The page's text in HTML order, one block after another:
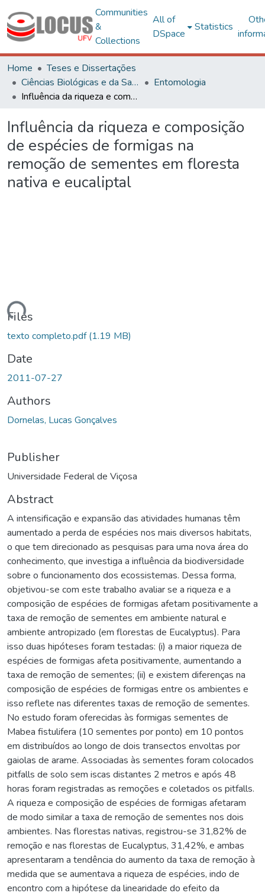
Communities
&
Collections
All of
DSpace
Statistics
Home
Teses e Dissertações
Ciências Biológicas e da Saúde
Entomologia
Influência da riqueza e composição de espécies de formigas na remoção de sementes em floresta nativa e eucaliptal
Influência da riqueza e composição
de espécies de formigas na
remoção de sementes em floresta
nativa e eucaliptal
Files
texto completo.pdf(1.19 MB)
Date
2011-07-27
Authors
Dornelas, Lucas Gonçalves
Publisher
Universidade Federal de Viçosa
Abstract
A intensificação e expansão das atividades humanas têm
aumentado a perda de espécies nos mais diversos habitats,
o que tem direcionado as pesquisas para uma nova área do
conhecimento, que investiga a influência da biodiversidade
sobre o funcionamento dos ecossistemas. Dessa forma,
objetivou-se com este trabalho avaliar se a riqueza e a
composição de espécies de formigas afetam positivamente a
taxa de remoção de sementes em ambiente natural e
ambiente antropizado (em florestas de Eucalyptus). Para
isso duas hipóteses foram testadas: (i) a maior riqueza de
espécies de formigas afeta positivamente, aumentando a
taxa de remoção de sementes; (ii) e existem diferenças na
composição de espécies de formigas entre os ambientes e
isso reflete nas diferentes taxas de remoção de sementes.
No estudo foram oferecidas às formigas sementes de
Mabea fistulifera (10 sementes por ponto) em 10 pontos
em distribuídos ao longo de dois transectos envoltas por
gaiolas de arame. Associadas às sementes foram colocados
pitfalls de solo sem iscas distantes 2 metros e após 48
horas foram registradas as remoções e coletados os pitfalls.
A riqueza e composição de espécies de formigas afetaram
de modo similar a taxa de remoção de sementes nos dois
ambientes. Nas florestas nativas, registrou-se 31,82% de
remoção e nas florestas de Eucalyptus, 31,42%, e ambas
apresentaram a tendência do aumento da taxa de remoção à
medida que se aumentava a riqueza de espécies, indo de
encontro com a hipótese da linearidade do efeito da